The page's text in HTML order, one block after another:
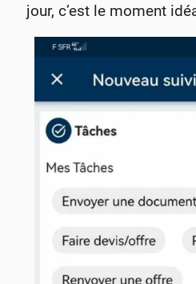
jour, c’est le moment